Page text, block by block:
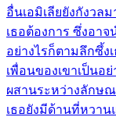
อื่นเอมิเลียยังกังวล
เธอต้องการ ซึ่งอา
อย่างไรก็ตามลึกซึ้ง
เพื่อนของเขาเป็นอ
ผสานระหว่างลักษ
เธอยังมีด้านที่หวาน